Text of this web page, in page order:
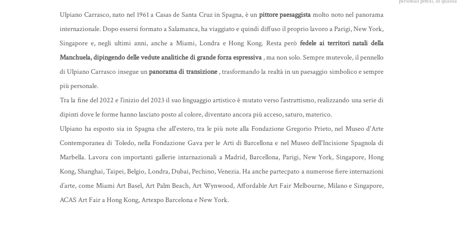
Ulpiano Carrasco, nato nel 1961 a Casas de Santa Cruz in Spagna, è un pittore paesaggistamolto noto nel panorama
internazionale. Dopo essersi formato a Salamanca, ha viaggiato e quindi diffuso il proprio lavoro a Parigi, New York,
Singapore e, negli ultimi anni, anche a Miami, Londra e Hong Kong. Resta peròfedele ai territori natali della
Manchuela, dipingendo delle vedute analitiche di grande forza espressiva , ma non solo. Sempre mutevole, il pennello
di Ulpiano Carrasco insegue unpanorama di transizione , trasformando la realtà in un paesaggio simbolico e sempre
più personale.
Tra la fine del 2022 e l’inizio del 2023 il suo linguaggio artistico è mutato verso l’astrattismo, realizzando una serie di
dipinti dove le forme hanno lasciato posto al colore, diventato ancora più acceso, saturo, materico.
Ulpiano ha esposto sia in Spagna che all'estero, tra le più note alla Fondazione Gregorio Prieto, nel Museo d'Arte
Contemporanea di Toledo, nella Fondazione Gava per le Arti di Barcellona e nel Museo dell'Incisione Spagnola di
Marbella. Lavora con importanti gallerie intarnazionali a Madrid, Barcellona, Parigi, New York, Singapore, Hong
Kong, Shanghai, Taipei, Belgio, Londra, Dubai, Pechino, Venezia. Ha anche partecpato a numerose fiere internazioni
d’arte, come Miami Art Basel, Art Palm Beach, Art Wynwood, Affordable Art Fair Melbourne, Milano e Singapore,
ACAS Art Fair a Hong Kong, Artexpo Barcelona e New York.